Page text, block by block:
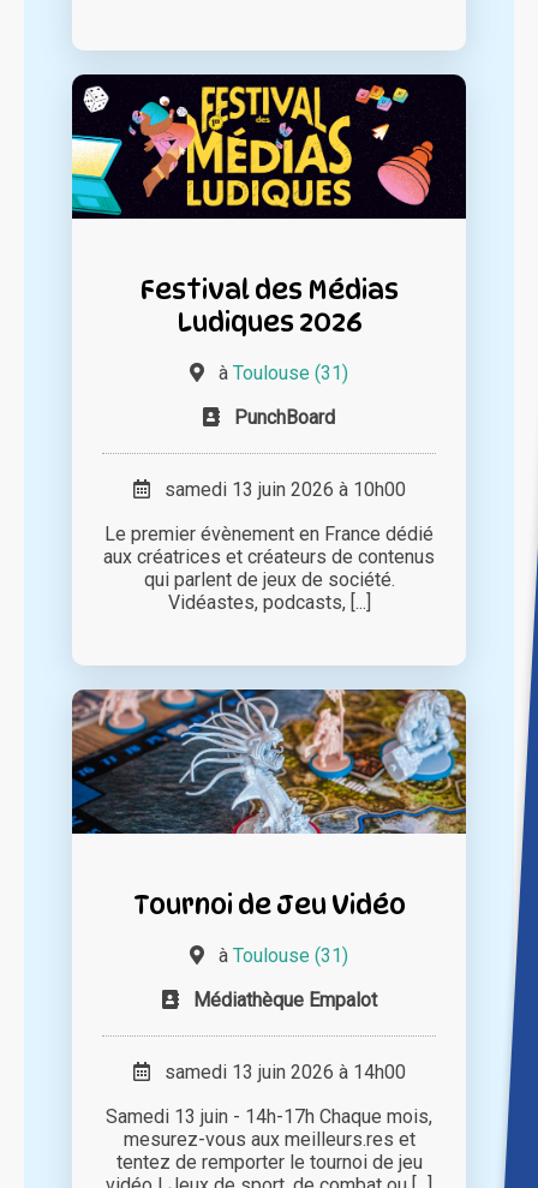
Festival des Médias
Ludiques 2026
à Toulouse (31)
PunchBoard
samedi 13 juin 2026 à 10h00
Le premier évènement en France dédié
aux créatrices et créateurs de contenus
qui parlent de jeux de société.
Vidéastes, podcasts, [...]
Tournoi de Jeu Vidéo
à Toulouse (31)
Médiathèque Empalot
samedi 13 juin 2026 à 14h00
Samedi 13 juin - 14h-17h Chaque mois,
mesurez-vous aux meilleurs.res et
tentez de remporter le tournoi de jeu